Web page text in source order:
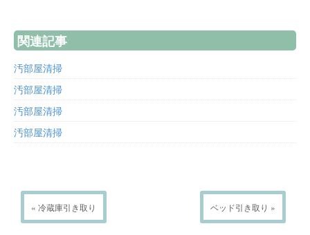
関連記事
汚部屋清掃
汚部屋清掃
汚部屋清掃
汚部屋清掃
« 冷蔵庫引き取り ベッド引き取り »